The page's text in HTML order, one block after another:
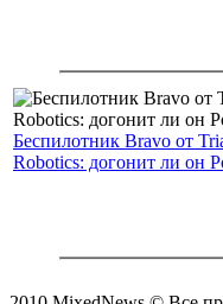
Беспилотник Bravo от
Robotics: догонит ли он